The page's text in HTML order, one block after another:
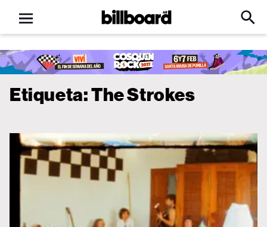
Open
menu
Billboard
Click
Input
Etiqueta:The Strokes